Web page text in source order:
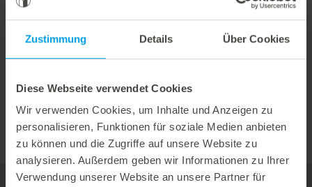
Zustimmung Details Über Cookies
Diese Webseite verwendet Cookies
Wir verwenden Cookies, um Inhalte und Anzeigen zu
personalisieren, Funktionen für soziale Medien anbieten
zu können und die Zugriffe auf unsere Website zu
analysieren. Außerdem geben wir Informationen zu Ihrer
Verwendung unserer Website an unsere Partner für
Speed. Und eine vielfache Standzeit.
3-fache Standzeit
höchste Stabilität